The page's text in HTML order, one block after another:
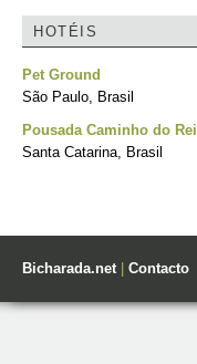
HOTÉIS
Pet Ground
São Paulo, Brasil
Pousada Caminho do Rei
Santa Catarina, Brasil
Bicharada.net| Contacto